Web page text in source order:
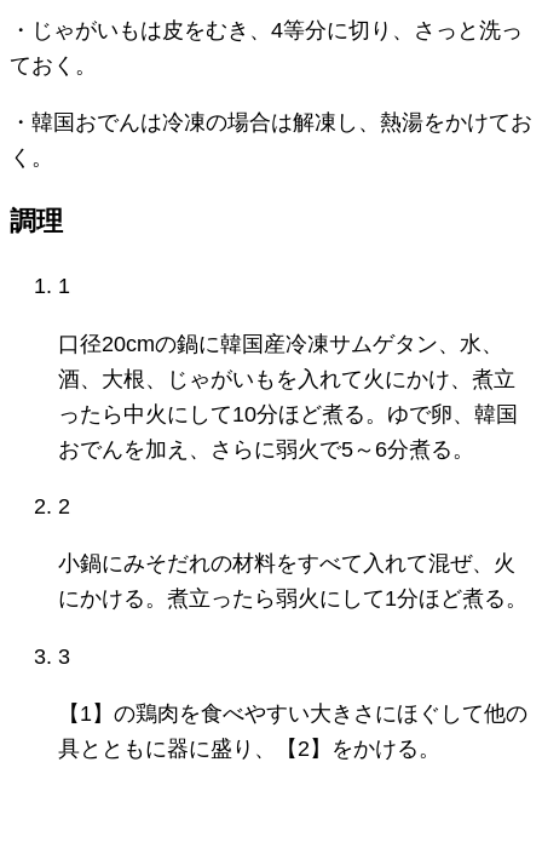
・じゃがいもは皮をむき、4等分に切り、さっと洗っ
ておく。
・韓国おでんは冷凍の場合は解凍し、熱湯をかけてお
く。
調理
1
口径20cmの鍋に韓国産冷凍サムゲタン、水、
酒、大根、じゃがいもを入れて火にかけ、煮立
ったら中火にして10分ほど煮る。ゆで卵、韓国
おでんを加え、さらに弱火で5～6分煮る。
2
小鍋にみそだれの材料をすべて入れて混ぜ、火
にかける。煮立ったら弱火にして1分ほど煮る。
3
【1】の鶏肉を食べやすい大きさにほぐして他の
具とともに器に盛り、【2】をかける。